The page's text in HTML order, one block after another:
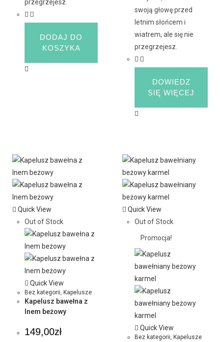
przegrzejesz.
DODAJ DO
KOSZYKA
swoją głowę przed
letnim słońcem i
wiatrem, ale się nie
przegrzejesz.
DOWIEDZ
SIĘ WIĘCEJ
Quick View
Out of Stock
Quick View
Bez kategorii Kapelusze
Kapelusz bawełna z
lnem beżowy
149,00zł
Quick View
Out of Stock
Promocja!
Quick View
Bez kategorii Kapelusze